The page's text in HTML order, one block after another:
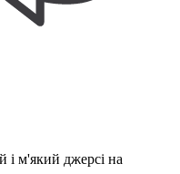
і м'який джерсі на